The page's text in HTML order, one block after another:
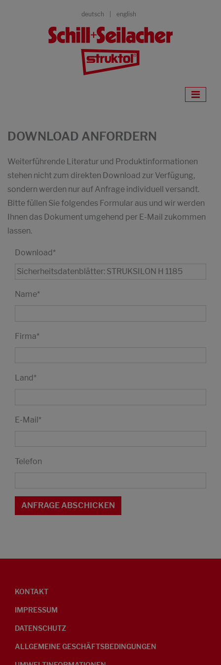
deutsch english
DOWNLOAD ANFORDERN
Weiterführende Literatur und Produktinformationen
stehen nicht zum direkten Download zur Verfügung,
sondern werden nur auf Anfrage individuell versandt.
Bitte füllen Sie folgendes Formular aus und wir werden
Ihnen das Dokument umgehend per E-Mail zukommen
lassen.
Download*
Name*
Firma*
Land*
E-Mail*
Telefon
KONTAKT
IMPRESSUM
DATENSCHUTZ
ALLGEMEINE GESCHÄFTSBEDINGUNGEN